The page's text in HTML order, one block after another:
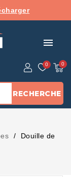
menu
RECHERCHE
Douille de